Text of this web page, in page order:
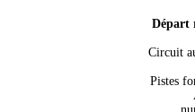
Départ
Circuit
Pistes